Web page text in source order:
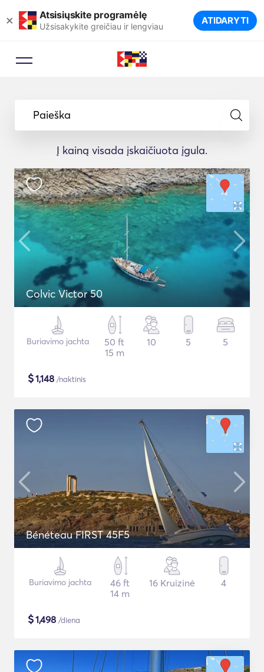
× Atsisiųskite programėlę
Užsisakykite greičiau ir lengviau ATIDARYTI
Paieška
Į kainą visada įskaičiuota įgula.
Colvic Victor 50
Buriavimo jachta
50 ft
15 m
10 5 5
$1,148 /naktinis
Bénéteau FIRST 45F5
Buriavimo jachta
46 ft
14 m
16 Kruizinė 4
$1,498 /diena